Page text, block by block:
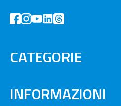
CATEGORIE
INFORMAZIONI